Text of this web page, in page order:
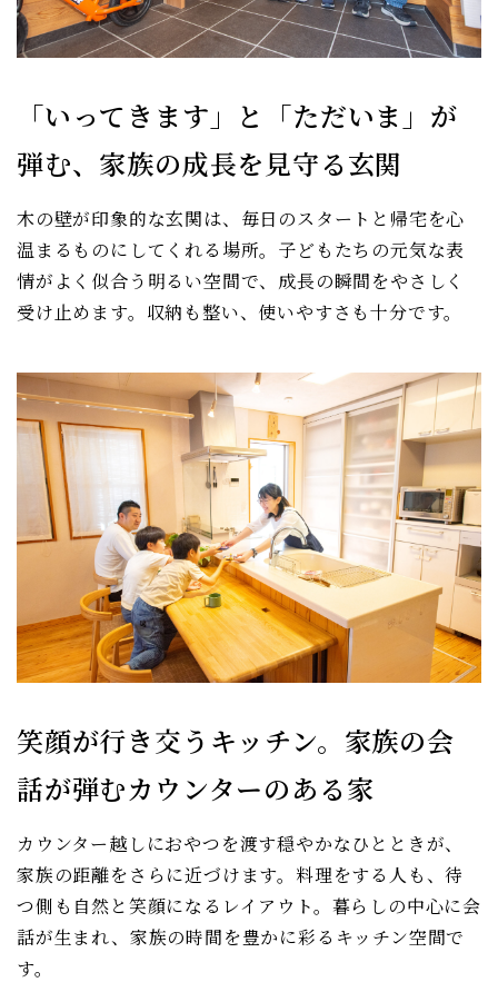
「いってきます」と「ただいま」が
弾む、家族の成長を見守る玄関
木の壁が印象的な玄関は、毎日のスタートと帰宅を心
温まるものにしてくれる場所。子どもたちの元気な表
情がよく似合う明るい空間で、成長の瞬間をやさしく
受け止めます。収納も整い、使いやすさも十分です。
笑顔が行き交うキッチン。家族の会
話が弾むカウンターのある家
カウンター越しにおやつを渡す穏やかなひとときが、
家族の距離をさらに近づけます。料理をする人も、待
つ側も自然と笑顔になるレイアウト。暮らしの中心に会
話が生まれ、家族の時間を豊かに彩るキッチン空間で
す。